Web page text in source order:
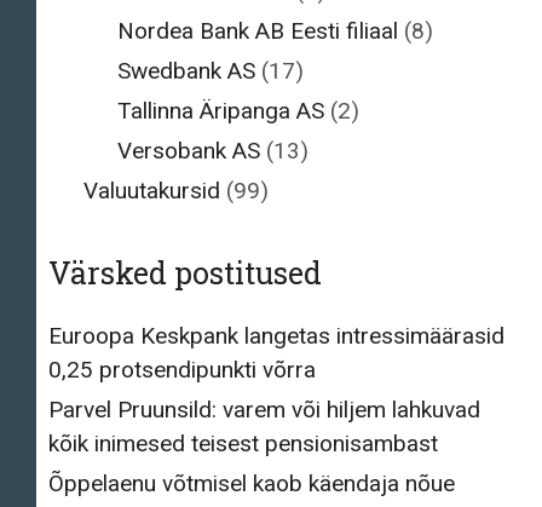
Nordea Bank AB Eesti filiaal (8)
Swedbank AS (17)
Tallinna Äripanga AS (2)
Versobank AS (13)
Valuutakursid (99)
Värsked postitused
Euroopa Keskpank langetas intressimäärasid
0,25 protsendipunkti võrra
Parvel Pruunsild: varem või hiljem lahkuvad
kõik inimesed teisest pensionisambast
Õppelaenu võtmisel kaob käendaja nõue